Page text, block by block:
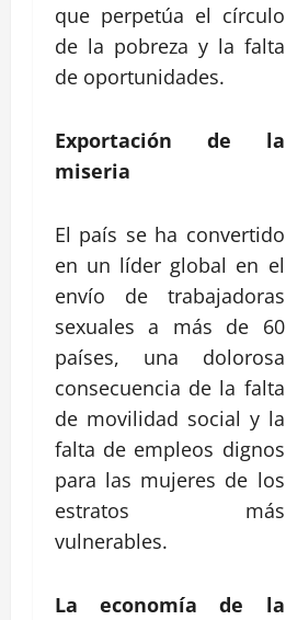
que perpetúa el círculo
de la pobreza y la falta
de oportunidades.
Exportación de la
miseria
El país se ha convertido
en un líder global en el
envío de trabajadoras
sexuales a más de 60
países, una dolorosa
consecuencia de la falta
de movilidad social y la
falta de empleos dignos
para las mujeres de los
estratos más
vulnerables.
La economía de la